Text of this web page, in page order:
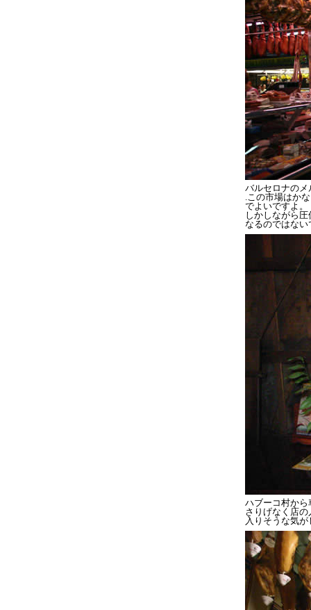
バルセロナの
.この市場はか
でよいですよ。
しかしながら
なるのではな
ハブーコ村か
さりげなく店
入りそうな気